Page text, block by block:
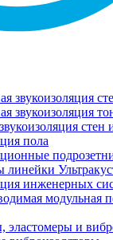
звукоизоляция
звукоизоляция
стен
пола
линейки
инженерных
модульная
эластомеры и